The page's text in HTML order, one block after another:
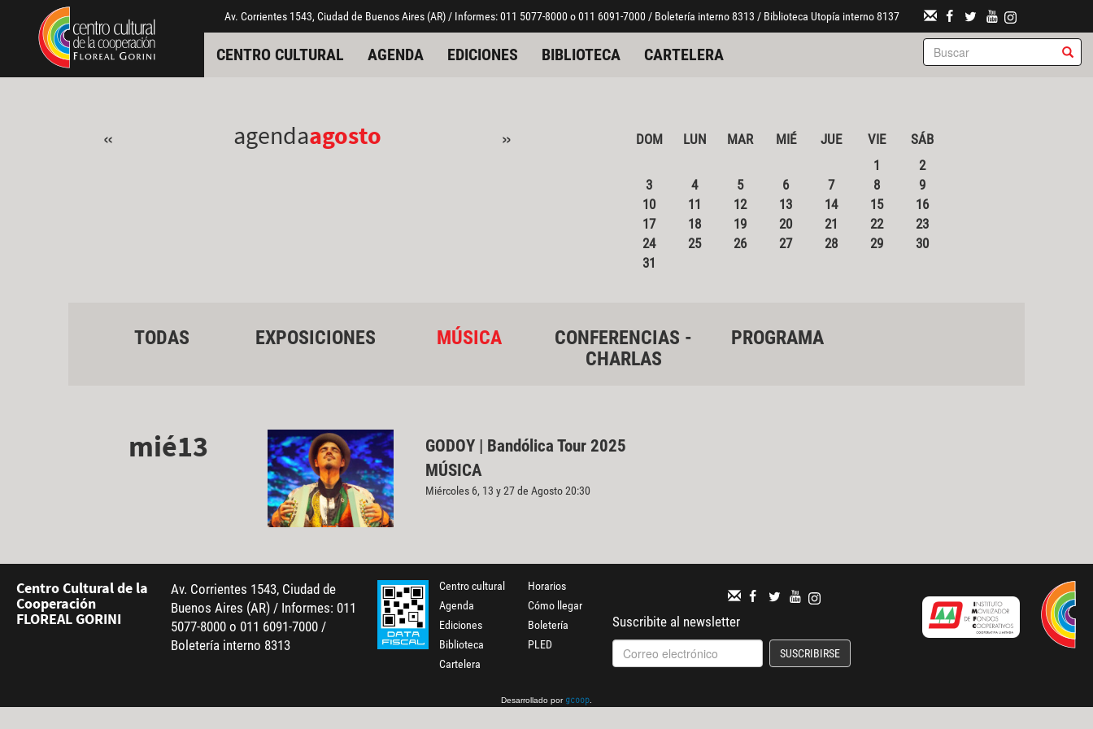
Pasar al contenido principal
Jump to main content Av. Corrientes 1543, Ciudad de Buenos Aires (AR) / Informes: 011 5077-8000 o 011 6091-7000 / Boletería interno 8313 / Biblioteca Utopía interno 8137
CENTRO CULTURAL AGENDA EDICIONES BIBLIOTECA CARTELERA
« agendaagosto » DOM LUN MAR MIÉ JUE VIE
SÁB
1
2
3
4 5 6 7 8
9
10
11 12 13 14 15
16
17
18 19 20 21 22
23
24
25 26 27 28 29
30
31
TODAS EXPOSICIONES MÚSICA
CONFERENCIAS -
CHARLAS
PROGRAMA
mié13
GODOY | Bandólica Tour 2025
MÚSICA
Miércoles 6, 13 y 27 de Agosto 20:30
Centro Cultural de la
Cooperación
FLOREAL GORINI
Av. Corrientes 1543, Ciudad de
Buenos Aires (AR) / Informes: 011
5077-8000 o 011 6091-7000 /
Boletería interno 8313
Centro cultural
Agenda
Ediciones
Biblioteca
Cartelera
Horarios
Cómo llegar
Boletería
PLED
Suscribite al newsletter
SUSCRIBIRSE
Desarrollado por gcoop